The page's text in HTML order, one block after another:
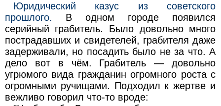
Юридический казус из советского
прошлого. В одном городе появился
серийный грабитель. Было довольно много
пострадавших и свидетелей, грабителя даже
задерживали, но посадить было не за что. А
дело вот в чём. Грабитель — довольно
угрюмого вида гражданин огромного роста с
огромными ручищами. Подходил к жертве и
вежливо говорил что-то вроде: